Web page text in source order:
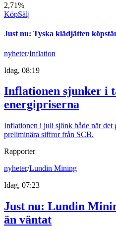
2,71%
KöpSälj
Just nu: Tyska klädjätten
nyheter/Inflation
Idag, 08:19
Inflationen sjunker i
energipriserna
Inflationen i juli sjönk både när
preliminära siffror från SCB.
Rapporter
nyheter/Lundin Mining
Idag, 07:23
Just nu: Lundin
än väntat